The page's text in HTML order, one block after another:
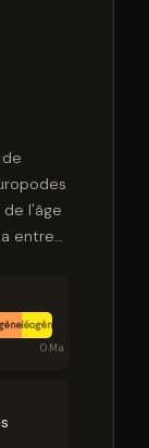
l'âge
entre
Néogène
0 Ma